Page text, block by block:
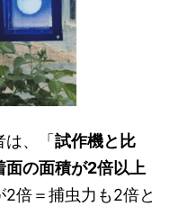
は、「試作機と比
面の面積が2倍以上
倍＝捕虫力も2倍と